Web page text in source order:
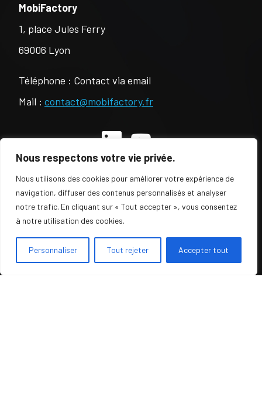
Nous respectons votre vie privée.
Nous utilisons des cookies pour améliorer votre expérience de
navigation, diffuser des contenus personnalisés et analyser
notre trafic. En cliquant sur « Tout accepter », vous consentez
à notre utilisation des cookies.
Personnaliser Tout rejeter Accepter tout
MobiFactory
1, place Jules Ferry
69006 Lyon
Téléphone : Contact via email
Mail : contact@mobifactory.fr
MobiFactory vous accompagne dans la mise en
place de vos projets CRM Mobile et Web à travers
3 solutions :
. MobiCRM , le CRM de nouvelle génération